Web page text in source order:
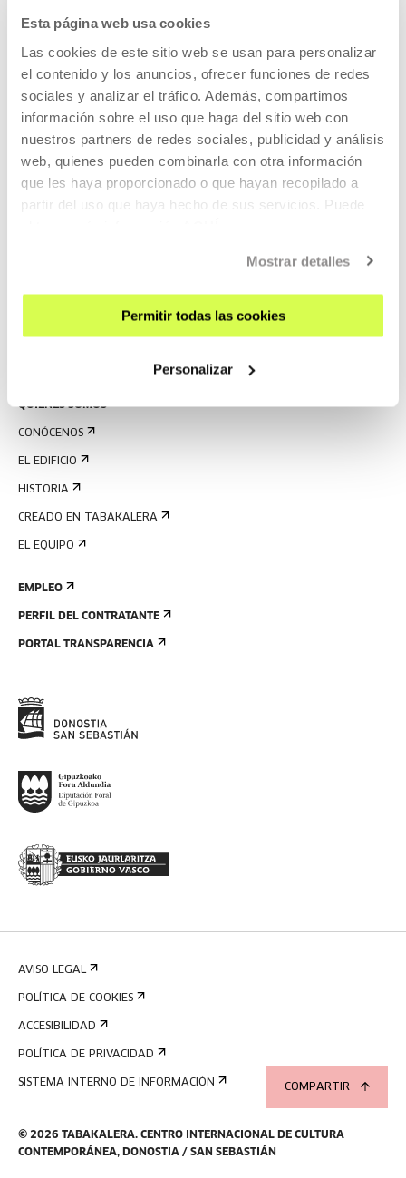
Esta página web usa cookies
Las cookies de este sitio web se usan para personalizar
el contenido y los anuncios, ofrecer funciones de redes
sociales y analizar el tráfico. Además, compartimos
información sobre el uso que haga del sitio web con
nuestros partners de redes sociales, publicidad y análisis
web, quienes pueden combinarla con otra información
que les haya proporcionado o que hayan recopilado a
partir del uso que haya hecho de sus servicios. Puede
Mostrar detalles
Permitir todas las cookies
Personalizar
COMPARTIR
AGENDA
VISÍTANOS
CONTACTO Y HORARIOS
CÓMO LLEGAR
ALOJAMIENTO
ACCESIBILIDAD
ALQUILER DE ESPACIOS
ENVÍANOS TU PROPUESTA
QUIÉNES SOMOS
CONÓCENOS
EL EDIFICIO
HISTORIA
CREADO EN TABAKALERA
EL EQUIPO
EMPLEO
PERFIL DEL CONTRATANTE
PORTAL TRANSPARENCIA
© 2026 TABAKALERA. CENTRO INTERNACIONAL DE CULTURA
CONTEMPORÁNEA, DONOSTIA / SAN SEBASTIÁN
AVISO LEGAL
POLÍTICA DE COOKIES
ACCESIBILIDAD
POLÍTICA DE PRIVACIDAD
SISTEMA INTERNO DE INFORMACIÓN